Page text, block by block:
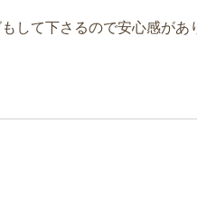
して下さるので安心感があ